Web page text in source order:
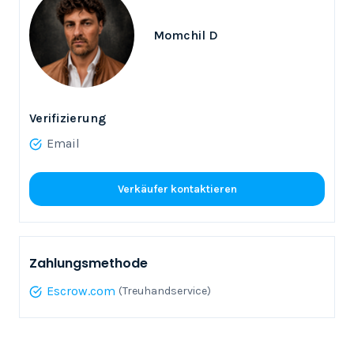
Momchil D
Verifizierung
Email
Verkäufer kontaktieren
Zahlungsmethode
Escrow.com (Treuhandservice)